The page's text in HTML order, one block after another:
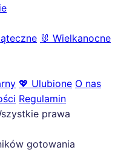
🐰 Wielkanocne
💖 Ulubione O nas
Regulamin
prawa
gotowania